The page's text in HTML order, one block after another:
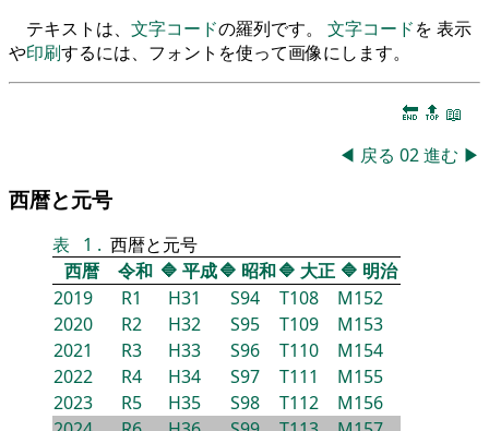
テキストは、 文字コードの羅列です。 文字コードを 表示
や印刷するには、フォントを使って画像にします。
🔚 🔝 📖
◀ 戻る 02進む ▶
西暦と元号
表 1 . 西暦と元号
西暦
令和 🔷 平成🔷 昭和🔷 大正 🔷 明治
2019
R1 H31 S94 T108
M152
2020
R2 H32 S95 T109
M153
2021
R3 H33 S96 T110
M154
2022
R4 H34 S97 T111
M155
2023
R5 H35 S98 T112
M156